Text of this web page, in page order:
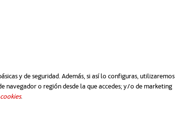
y de seguridad. Además, si así lo configuras, utilizaremos
o región desde la que accedes; y/o de marketing
se abre en una pestaña nueva
.